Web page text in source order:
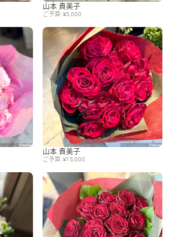
山本 貴美子
ご予算: ¥5,000
山本 貴美子
ご予算: ¥15,000